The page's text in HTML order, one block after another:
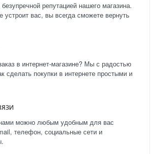
репутацией нашего магазина.
устроит вас, вы всегда сможете вернуть
в интернет-магазине? Мы с радостью
сделать покупки в интернете простыми и
можно любым удобным для вас
телефон, социальные сети и